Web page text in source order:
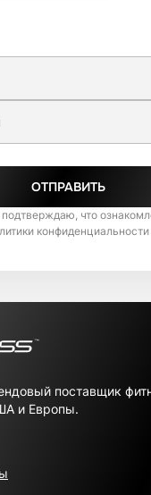
ОТПРАВИТЬ
что
конфиденциальности
поставщик
и Европы.